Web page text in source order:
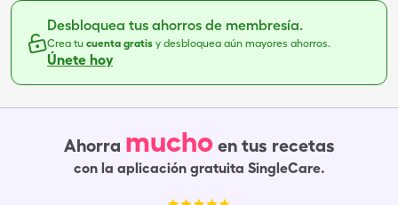
Desbloquea tus ahorros de membresía.
Crea tu cuenta gratis y desbloquea aún mayores ahorros.
Únete hoy
Ahorra mucho en tus recetas
con la aplicación gratuita SingleCare.